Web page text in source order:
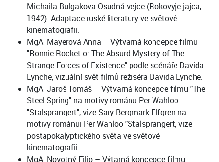
Michaila Bulgakova Osudná vejce (Rokovyje jajca,
1942). Adaptace ruské literatury ve světové
kinematografii.
MgA. Mayerová Anna – Výtvarná koncepce filmu
"Ronnie Rocket or The Absurd Mystery of The
Strange Forces of Existence" podle scénáře Davida
Lynche, vizuální svět filmů režiséra Davida Lynche.
MgA. Jaroš Tomáš – Výtvarná koncepce filmu "The
Steel Spring" na motivy románu Per Wahloo
"Stalsprangert", vize Sary Bergmark Elfgren na
motivy románui Per Wahloo "Stalsprangert, vize
postapokalyptického světa ve světové
kinematografii.
MgA. Novotný Filip – Výtarná koncepce filmu